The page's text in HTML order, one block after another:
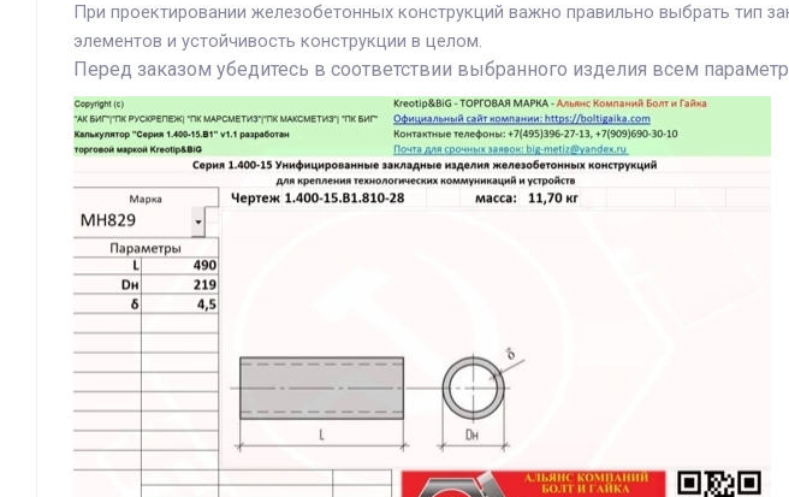
При проектировании железобетонных конструкций важно правильно выбрать тип
элементов и устойчивость конструкции в целом.
Перед заказом убедитесь в соответствии выбранного изделия всем